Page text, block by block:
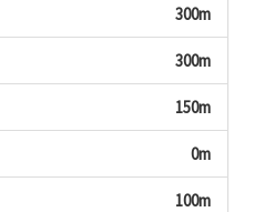
300m
300m
150m
0m
100m